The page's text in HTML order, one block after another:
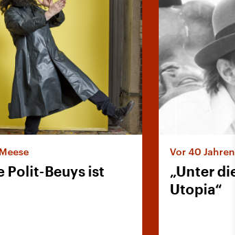
Polit-Beuys ist
Vor 40 Jahren
„Unter
Utopia“